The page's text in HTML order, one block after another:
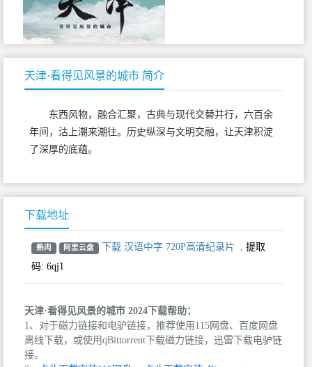
天津·看得见风景的城市 简介
东西风物，融合汇聚，古典与现代交替并行，六百余
年间，沽上潮来潮往。历史纵深与文明交融，让天津积淀
了深厚的底蕴。
下载地址
熟肉 阿里云盘 下载 汉语中字 720P高清纪录片 , 提取
码: 6qj1
天津·看得见风景的城市 2024下载帮助：
1、对于磁力链接和电驴链接，推荐使用115网盘、百度网盘
离线下载，或使用qBittorrent下载磁力链接，迅雷下载电驴链
接。